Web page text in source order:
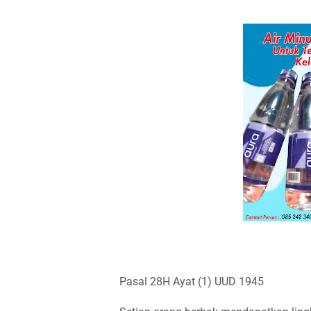
Pasal 28H Ayat (1) UUD 1945